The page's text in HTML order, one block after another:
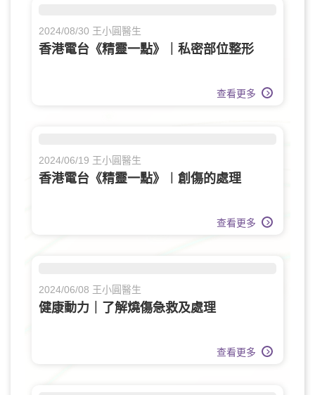
2024/08/30 王小圓醫生
香港電台《精靈一點》｜私密部位整形
查看更多
2024/06/19 王小圓醫生
香港電台《精靈一點》︱創傷的處理
查看更多
2024/06/08 王小圓醫生
健康動力｜了解燒傷急救及處理
查看更多